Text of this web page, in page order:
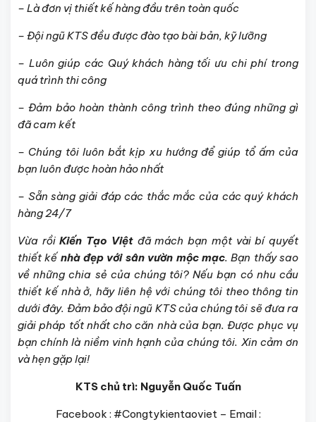
– Là đơn vị thiết kế hàng đầu trên toàn quốc
– Đội ngũ KTS đều được đào tạo bài bản, kỹ lưỡng
– Luôn giúp các Quý khách hàng tối ưu chi phí trong
quá trình thi công
– Đảm bảo hoàn thành công trình theo đúng những gì
đã cam kết
– Chúng tôi luôn bắt kịp xu hướng để giúp tổ ấm của
bạn luôn được hoàn hảo nhất
– Sẵn sàng giải đáp các thắc mắc của các quý khách
hàng 24/7
Vừa rồiKiến Tạo Việtđã mách bạn một vài bí quyết
thiết kế nhà đẹp với sân vườn mộc mạc. Bạn thấy sao
về những chia sẻ của chúng tôi? Nếu bạn có nhu cầu
thiết kế nhà ở, hãy liên hệ với chúng tôi theo thông tin
dưới đây. Đảm bảo đội ngũ KTS của chúng tôi sẽ đưa ra
giải pháp tốt nhất cho căn nhà của bạn. Được phục vụ
bạn chính là niềm vinh hạnh của chúng tôi. Xin cảm ơn
và hẹn gặp lại!
KTS chủ trì: Nguyễn Quốc Tuấn
Facebook : #Congtykientaoviet – Email :